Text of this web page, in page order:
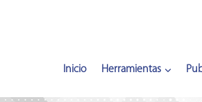
Inicio Herramientas